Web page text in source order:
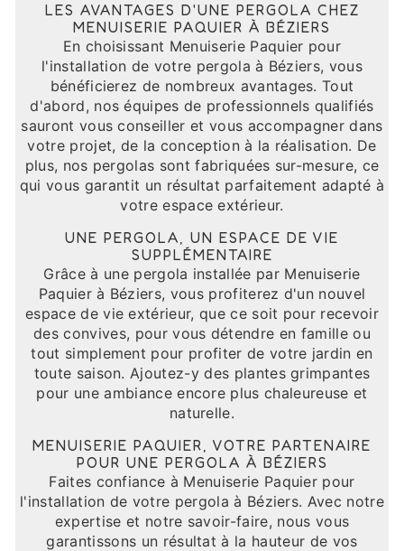
LES AVANTAGES D'UNE PERGOLA CHEZ
MENUISERIE PAQUIER À BÉZIERS
En choisissant Menuiserie Paquier pour
l'installation de votre pergola à Béziers, vous
bénéficierez de nombreux avantages. Tout
d'abord, nos équipes de professionnels qualifiés
sauront vous conseiller et vous accompagner dans
votre projet, de la conception à la réalisation. De
plus, nos pergolas sont fabriquées sur-mesure, ce
qui vous garantit un résultat parfaitement adapté à
votre espace extérieur.
UNE PERGOLA, UN ESPACE DE VIE
SUPPLÉMENTAIRE
Grâce à une pergola installée par Menuiserie
Paquier à Béziers, vous profiterez d'un nouvel
espace de vie extérieur, que ce soit pour recevoir
des convives, pour vous détendre en famille ou
tout simplement pour profiter de votre jardin en
toute saison. Ajoutez-y des plantes grimpantes
pour une ambiance encore plus chaleureuse et
naturelle.
MENUISERIE PAQUIER, VOTRE PARTENAIRE
POUR UNE PERGOLA À BÉZIERS
Faites confiance à Menuiserie Paquier pour
l'installation de votre pergola à Béziers. Avec notre
expertise et notre savoir-faire, nous vous
garantissons un résultat à la hauteur de vos